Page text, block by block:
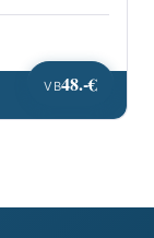
VB48.-€